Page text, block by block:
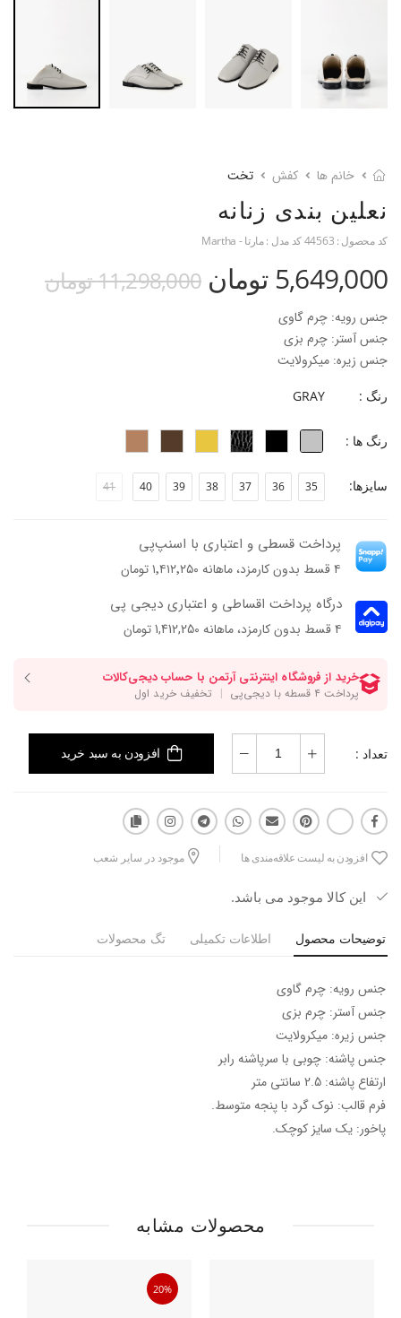
خانم ها کفش تخت
نعلین بندی زنانه
کد محصول : 44563کد مدل :مارتا - Martha
5,649,000 تومان 11,298,000 تومان
جنس رویه: چرم گاوی
جنس آستر: چرم بزی
جنس زیره: میکرولایت
ارتفاع پاشنه: 2.5 سانتی متر
فرم قالب: نوک گرد با پنجه متوسط.
پاخور: یک سایز کوچک.
رنگ : GRAY
رنگ ها :
سایزها: 35
36
37
38
39
40
41
پرداخت قسطی و اعتباری با اسنپ‌پی
۴ قسط بدون کارمزد، ماهانه ۱٬۴۱۲٬۲۵۰ تومان
درگاه پرداخت اقساطی و اعتباری دیجی پی
۴ قسط بدون کارمزد، ماهانه 1,412,250 تومان
تعداد : افزودن به سبد خرید
افزودن به لیست علاقه‌مندی ها موجود در سایر شعب
این کالا موجود می باشد.
توضیحات محصول اطلاعات تکمیلی تگ محصولات
جنس رویه: چرم گاوی
جنس آستر: چرم بزی
جنس زیره: میکرولایت
جنس پاشنه: چوبی با سرپاشنه رابر
ارتفاع پاشنه: 2.5 سانتی متر
فرم قالب: نوک گرد با پنجه متوسط.
پاخور: یک سایز کوچک.
محصولات مشابه
20%